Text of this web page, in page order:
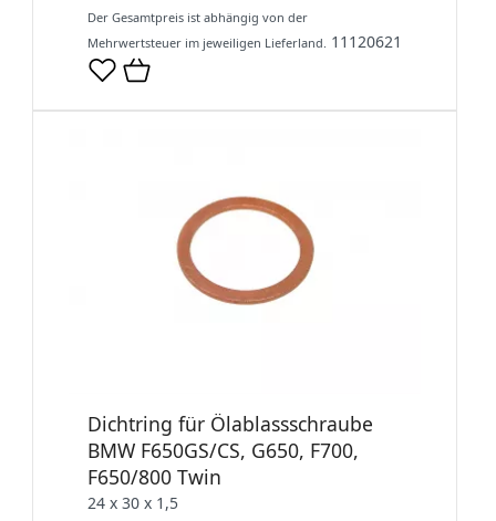
Der Gesamtpreis ist abhängig von der
Mehrwertsteuer im jeweiligen Lieferland. 11120621
Dichtring für Ölablassschraube
BMW F650GS/CS, G650, F700,
F650/800 Twin
24 x 30 x 1,5